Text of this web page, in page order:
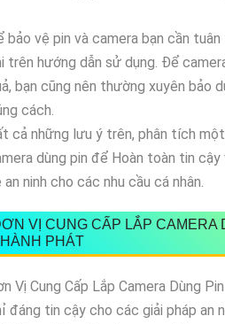
bảo vệ pin và camera bạn cần
trên hướng dẫn sử dụng. Để
bạn cũng nên thường xuyên bảo
cách.
cả những lưu ý trên, phân tích
dùng pin để Hoàn toàn tin
an ninh cho các nhu cầu cá nhân.
VỊ CUNG CẤP LẮP CAMERA
PHÁT
Vị Cung Cấp Lắp Camera Dùng
đáng tin cậy cho các giải pháp an